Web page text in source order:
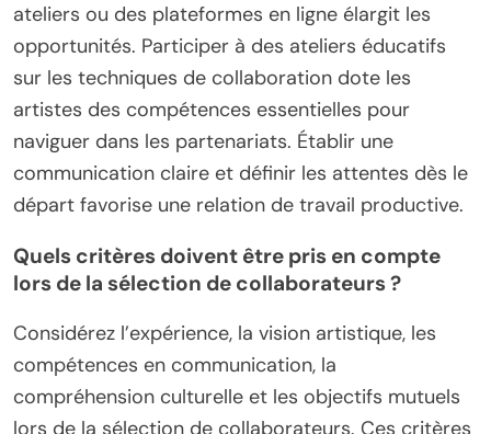
ateliers ou des plateformes en ligne élargit les
opportunités. Participer à des ateliers éducatifs
sur les techniques de collaboration dote les
artistes des compétences essentielles pour
naviguer dans les partenariats. Établir une
communication claire et définir les attentes dès le
départ favorise une relation de travail productive.
Quels critères doivent être pris en compte
lors de la sélection de collaborateurs ?
Considérez l’expérience, la vision artistique, les
compétences en communication, la
compréhension culturelle et les objectifs mutuels
lors de la sélection de collaborateurs. Ces critères